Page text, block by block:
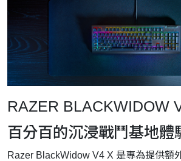
RAZER BLACKWIDOW
百分百的沉浸戰鬥基地體
Razer BlackWidow V4 X 是專為提供額